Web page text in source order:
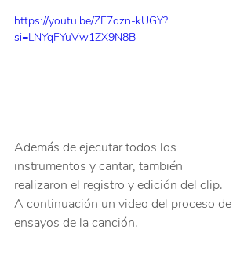
https://youtu.be/ZE7dzn-kUGY?
si=LNYqFYuVw1ZX9N8B
Además de ejecutar todos los
instrumentos y cantar, también
realizaron el registro y edición del clip.
A continuación un video del proceso de
ensayos de la canción.